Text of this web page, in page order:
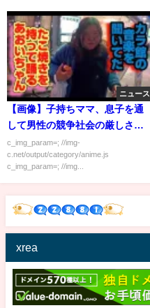
ニュース
【画像】子持ちママ、息子を通
して男性の競争社会の厳しさを
知るｗｗｗｗｗｗ
c_img_param=; //img-
c.net/output/category/anime.js
c_img_param=; //img...
xrea